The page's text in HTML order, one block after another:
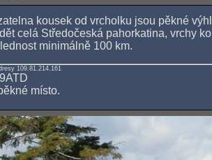
kousek od vrcholku jsou pěkné
celá Středočeská pahorkatina, vrchy
minimálně 100 km.
109.81.214.161
místo.